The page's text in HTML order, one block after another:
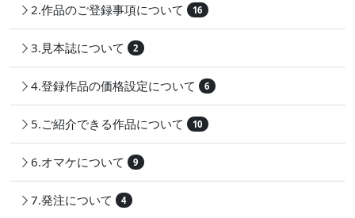
2.作品のご登録事項について 16
3.見本誌について 2
4.登録作品の価格設定について 6
5.ご紹介できる作品について 10
6.オマケについて 9
7.発注について 4